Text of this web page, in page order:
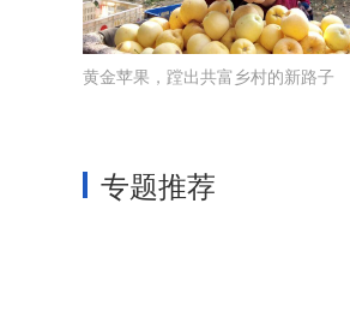
黄金苹果，蹚出共富乡村的新路子
专题推荐